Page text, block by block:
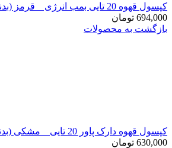
کپسول قهوه 20 تایی بمب انرژی _ قرمز (بدنه پلاستیکی)
694,000 تومان
بازگشت به محصولات
کپسول قهوه دارک پاور 20 تایی _ مشکی (بدنه پلاستیکی)
630,000 تومان